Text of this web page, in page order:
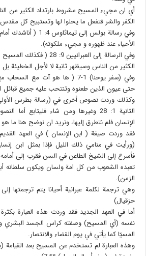
أي ان مجيء المسيح مشروط بارتداد الكثير من
الكفر والشر فتفعل ما يحلوا لها وتستبيح كل
وفي رسالة بولس إلى
الأحياء عند ظهوره و مجيء ملكوته).
وفي الرسالة إلى العبرانيين
الكثير من الناس وسيظهر ثانية لا لأجل الخطيئة
وفي (سفر يوحنا) 1-7 ( ها هو آت
حتى عيون الذين طعنوه وتنتحب عليه جميع قبائل
الثانية 1: 28 وغيرها ومن شاء فليتابع
الإنسان فلم نتطرق إليها، ونريد ان نوضح هنا ما هو
(ورأيت في منامي ذلك الليل فإذا بمثل ابن
فأسرع إلى الشيخ الطاعن في السن فقرب إلى
تعبده الشعوب من كل امة ولسان ويكون سلطانه
الزمن).
وهي ترجمة لكلمة عبرانية أحيانا يتم ترجمتها
حزقيال)
أما في العهد الجديد فقد وردت هذه العبارة
نفسه (أي المسيح) وصفته كراس الجسد البشري
المسيّا كما يأتي في يوم القضاء والانتصار.
وهذه العبارة لم تستخدم عن المسيح بعد القيامة